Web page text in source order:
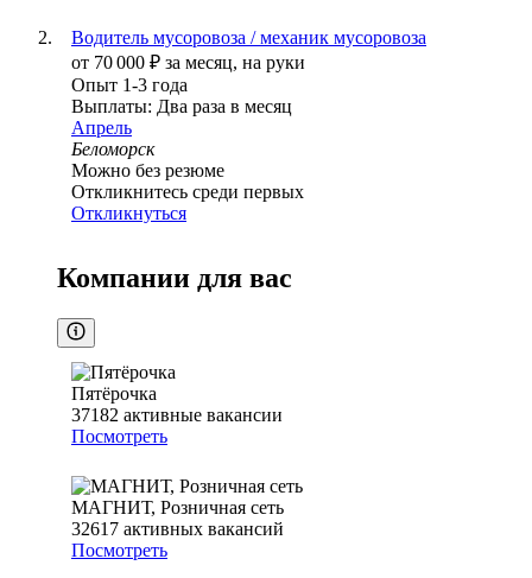
Водитель мусоровоза / механик мусоровоза
от 70 000 ₽ за месяц, на руки
Опыт 1-3 года
Выплаты: Два раза в месяц
Апрель
Беломорск
Можно без резюме
Откликнитесь среди первых
Откликнуться
Компании для вас
Пятёрочка
37182 активные вакансии
Посмотреть
МАГНИТ, Розничная сеть
32617 активных вакансий
Посмотреть